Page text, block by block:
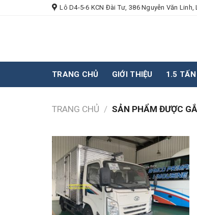
Lô D4-5-6 KCN Đài Tư, 386 Nguyễn Văn Linh,
TRANG CHỦ GIỚI THIỆU 1.5 TẤN
TRANG CHỦ / SẢN PHẨM ĐƯỢC